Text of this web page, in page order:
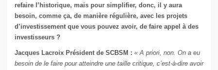
refaire l’historique, mais pour simplifier, donc, il y aura
besoin, comme ça, de manière régulière, avec les projets
d’investissement que vous pouvez avoir, de faire appel à des
investisseurs ?
Jacques Lacroix Président de SCBSM : « A priori, non. On a eu
besoin de le faire pour atteindre une taille critique, c’est-à-dire avoir